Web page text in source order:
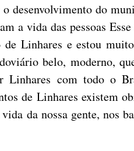
desenvolvimento do
a vida das pessoas
de Linhares e estou
belo, moderno,
Linhares com todo o
de Linhares existem
da nossa gente, nos